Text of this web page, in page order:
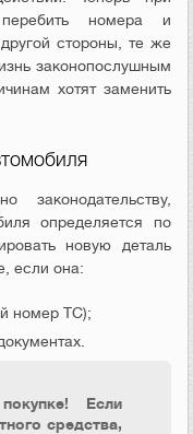
номера и
стороны, те же
законопослушным
хотят заменить
определяется по
новую деталь
если она:
номер ТС);
Если
средства,